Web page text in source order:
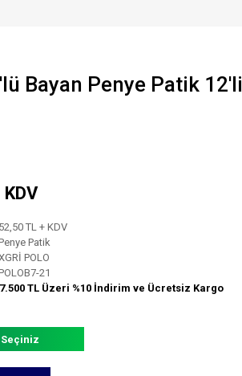
Bayan Penye Patik 12'li
TL + KDV
Patik
POLO
21
7.500 TL Üzeri %10 İndirim ve Ücretsiz Kargo
Seçiniz